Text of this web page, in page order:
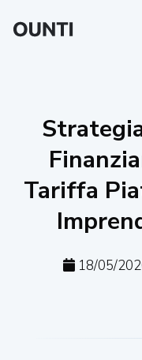
Tariffa
18/05/